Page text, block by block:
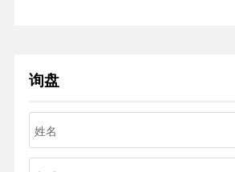
询盘